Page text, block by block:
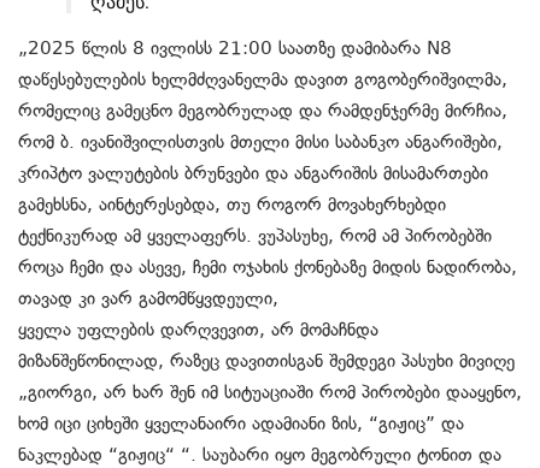
„2025 წლის 8 ივლისს 21:00 საათზე დამიბარა N8
დაწესებულების ხელმძღვანელმა დავით გოგობერიშვილმა,
რომელიც გამეცნო მეგობრულად და რამდენჯერმე მირჩია,
რომ ბ. ივანიშვილისთვის მთელი მისი საბანკო ანგარიშები,
კრიპტო ვალუტების ბრუნვები და ანგარიშის მისამართები
გამეხსნა, აინტერესებდა, თუ როგორ მოვახერხებდი
ტექნიკურად ამ ყველაფერს. ვუპასუხე, რომ ამ პირობებში
როცა ჩემი და ასევე, ჩემი ოჯახის ქონებაზე მიდის ნადირობა,
თავად კი ვარ გამომწყვდეული,
ყველა უფლების დარღვევით, არ მომაჩნდა
მიზანშეწონილად, რაზეც დავითისგან შემდეგი პასუხი მივიღე
„გიორგი, არ ხარ შენ იმ სიტუაციაში რომ პირობები დააყენო,
ხომ იცი ციხეში ყველანაირი ადამიანი ზის, “გიჟიც” და
ნაკლებად “გიჟიც“ “. საუბარი იყო მეგობრული ტონით და